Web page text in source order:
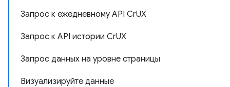
Запрос к ежедневному API CrUX
Запрос к API истории CrUX
Запрос данных на уровне страницы
Визуализируйте данные